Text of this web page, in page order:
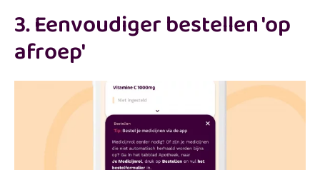
3. Eenvoudiger bestellen 'op
afroep'